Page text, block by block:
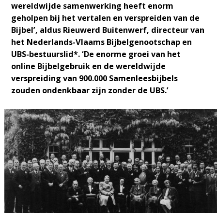
wereldwijde samenwerking heeft enorm
geholpen bij het vertalen en verspreiden van de
Bijbel’, aldus Rieuwerd Buitenwerf, directeur van
het Nederlands-Vlaams Bijbelgenootschap en
UBS-bestuurslid*. ‘De enorme groei van het
online Bijbelgebruik en de wereldwijde
verspreiding van 900.000 Samenleesbijbels
zouden ondenkbaar zijn zonder de UBS.’